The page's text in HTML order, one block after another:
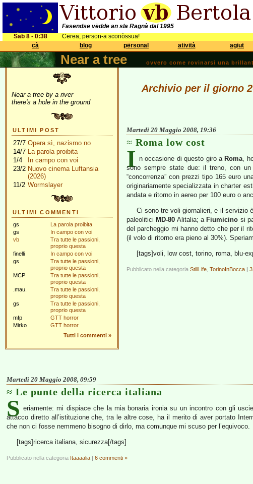
Fasendse vëdde an sla Ragnà dal 1995
Sab 8 - 0:38
Cerea, përson-a sconòssua!
cà
blog përsonal atività agiut
Near a tree ovvero come rovinarsi una
Near a tree by a river
there's a hole in the ground
ULTIMI POST
27/7 Opera sì, nazismo no
14/7 La parola proibita
1/4
In campo con voi
23/2 Nuovo cinema Luftansia
(2026)
11/2 Wormslayer
ULTIMI COMMENTI
gs
La parola proibita
gs
In campo con voi
vb
Tra tutte le passioni,
proprio questa
finelli
In campo con voi
gs
Tra tutte le passioni,
proprio questa
MCP
Tra tutte le passioni,
proprio questa
.mau.
Tra tutte le passioni,
proprio questa
gs
Tra tutte le passioni,
proprio questa
mfp
GTT horror
Mirko
GTT horror
Tutti i commenti »
Archivio per il giorno
Martedì 20 Maggio 2008, 19:36
Roma low cost
I n occasione di questo giro a Roma,
sono sempre state due: il treno, con
“concorrenza” con prezzi tipo 165 euro
originariamente specializzata in charter
andata e ritorno in aereo per 100 euro o
Ci sono tre voli giornalieri, e il servizio
paleolitici MD-80 Alitalia; a Fiumicino si
del parcheggio mi hanno detto che per il
(il volo di ritorno era pieno al 30%).
[tags]voli, low cost, torino, roma, blu-
Pubblicato nella categoria StillLife TorinoInBocca |
Martedì 20 Maggio 2008, 09:59
Le punte della ricerca italiana
S eriamente: mi dispiace che la mia bonaria ironia su un incontro con gli
attacco diretto all’istituzione che, tra le altre cose, ha il merito di aver portato
che non ci fosse nemmeno bisogno di dirlo, ma comunque mi scuso per l’equivoco.
[tags]ricerca italiana, sicurezza[/tags]
Pubblicato nella categoria Itaaaalia | 6 commenti »